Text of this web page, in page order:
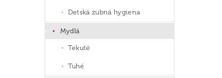
Detská zubná hygiena
Mydlá
Tekuté
Tuhé